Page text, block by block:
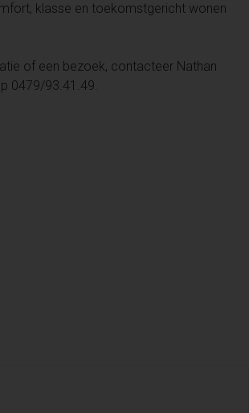
klasse en toekomstgericht wonen
of een bezoek, contacteer Nathan
0479/93.41.49.